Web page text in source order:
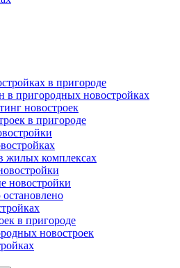
в пригороде
в пригородных новостройках
новостроек
в пригороде
жилых комплексах
новостройки
остановлено
в пригороде
новостроек